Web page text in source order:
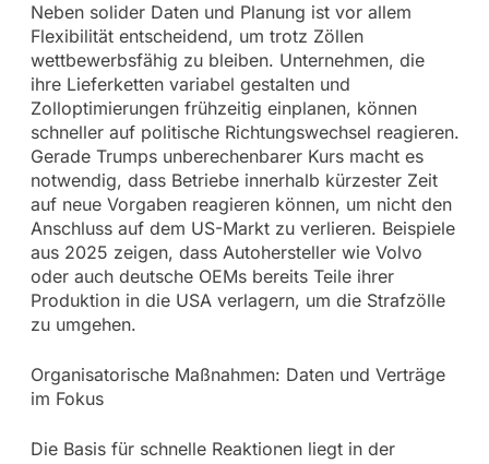
Neben solider Daten und Planung ist vor allem
Flexibilität entscheidend, um trotz Zöllen
wettbewerbsfähig zu bleiben. Unternehmen, die
ihre Lieferketten variabel gestalten und
Zolloptimierungen frühzeitig einplanen, können
schneller auf politische Richtungswechsel reagieren.
Gerade Trumps unberechenbarer Kurs macht es
notwendig, dass Betriebe innerhalb kürzester Zeit
auf neue Vorgaben reagieren können, um nicht den
Anschluss auf dem US-Markt zu verlieren. Beispiele
aus 2025 zeigen, dass Autohersteller wie Volvo
oder auch deutsche OEMs bereits Teile ihrer
Produktion in die USA verlagern, um die Strafzölle
zu umgehen.
Organisatorische Maßnahmen: Daten und Verträge
im Fokus
Die Basis für schnelle Reaktionen liegt in der